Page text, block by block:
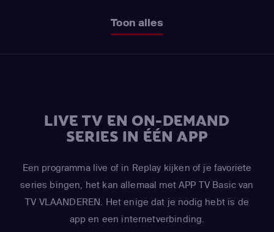
Toon alles
LIVE TV EN ON-DEMAND
SERIES IN ÉÉN APP
Een programma live of in Replay kijken of je favoriete
series bingen, het kan allemaal met APP TV Basic van
TV VLAANDEREN. Het enige dat je nodig hebt is de
app en een internetverbinding.